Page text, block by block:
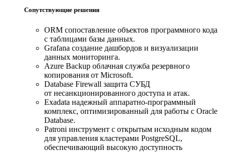
Сопутствующие решения
ORM сопоставление объектов программного кода
с таблицами базы данных.
Grafana создание дашбордов и визуализации
данных мониторинга.
Azure Backup облачная служба резервного
копирования от Microsoft.
Database Firewall защита СУБД
от несанкционированного доступа и атак.
Exadata надежный аппаратно-программный
комплекс, оптимизированный для работы с Oracle
Database.
Patroni инструмент с открытым исходным кодом
для управления кластерами PostgreSQL,
обеспечивающий высокую доступность